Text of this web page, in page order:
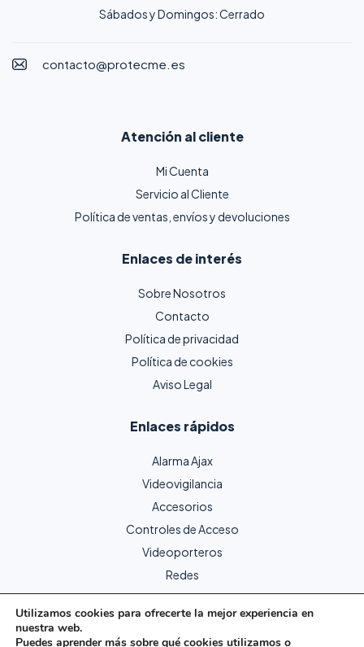
Sábados y Domingos: Cerrado
contacto@protecme.es
Atención al cliente
Mi Cuenta
Servicio al Cliente
Política de ventas, envíos y devoluciones
Enlaces de interés
Sobre Nosotros
Contacto
Política de privacidad
Política de cookies
Aviso Legal
Enlaces rápidos
Alarma Ajax
Videovigilancia
Accesorios
Controles de Acceso
Videoporteros
Redes
Copyright © 2024 Protecme Seguridad. Todos los derechos
Utilizamos cookies para ofrecerte la mejor experiencia en
nuestra web.
Puedes aprender más sobre qué cookies utilizamos o